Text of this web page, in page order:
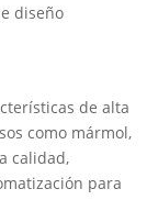
diseño
de alta
como mármol,
calidad,
para